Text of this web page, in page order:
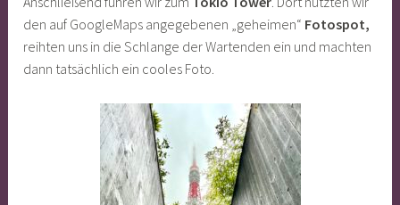
den auf GoogleMaps angegebenen „geheimen“ Fotospot,
reihten uns in die Schlange der Wartenden ein und machten
dann tatsächlich ein cooles Foto.